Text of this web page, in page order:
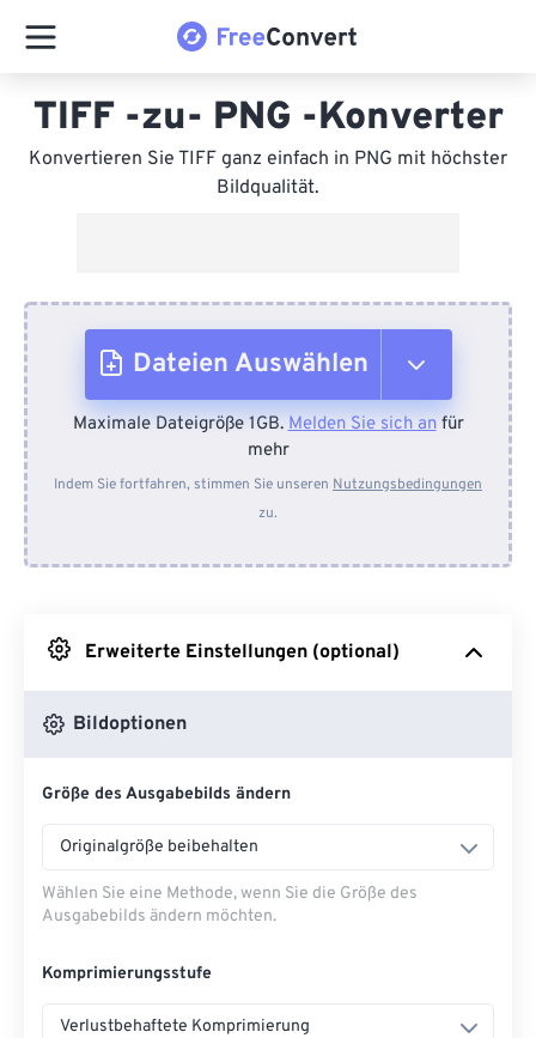
TIFF -zu- PNG -Konverter
Konvertieren Sie TIFF ganz einfach in PNG mit höchster
Bildqualität.
Dateien Auswählen
Vom Gerät
Von Dropbox
Maximale Dateigröße 1GB.Melden Sie sich anfür
mehr
Indem Sie fortfahren, stimmen Sie unseren Nutzungsbedingungen
zu.
Erweiterte Einstellungen (optional)
Bildoptionen
Größe des Ausgabebilds ändern
Originalgröße beibehalten
Wählen Sie eine Methode, wenn Sie die Größe des
Ausgabebilds ändern möchten.
Komprimierungsstufe
Verlustbehaftete Komprimierung